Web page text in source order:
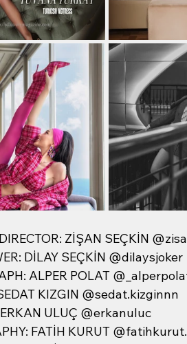
ZİŞAN SEÇKİN
DİLAY SEÇKİN @dilaysjoker
ALPER POLAT
KIZGIN @sedat.kizginnn
ULUÇ @erkanuluc
FATİH KURUT